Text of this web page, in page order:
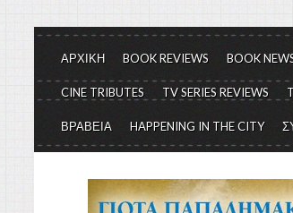
ΑΡΧΙΚΗ BOOK REVIEWS BOOK
CINE TRIBUTES TV SERIES REVIEWS
ΒΡΑΒΕΙΑ HAPPENING IN THE CITY